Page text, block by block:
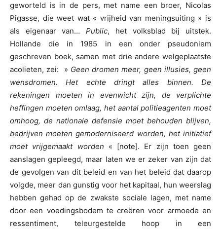
geworteld is in de pers, met name een broer, Nicolas
Pigasse, die weet wat « vrijheid van meningsuiting » is
als eigenaar van…Public, het volksblad bij uitstek.
Hollande die in 1985 in een onder pseudoniem
geschreven boek, samen met drie andere welgeplaatste
acolieten, zei: » Geen dromen meer, geen illusies, geen
wensdromen. Het echte dringt alles binnen. De
rekeningen moeten in evenwicht zijn, de verplichte
heffingen moeten omlaag, het aantal politieagenten moet
omhoog, de nationale defensie moet behouden blijven,
bedrijven moeten gemoderniseerd worden, het initiatief
moet vrijgemaakt worden « [note]. Er zijn toen geen
aanslagen gepleegd, maar laten we er zeker van zijn dat
de gevolgen van dit beleid en van het beleid dat daarop
volgde, meer dan gunstig voor het kapitaal, hun weerslag
hebben gehad op de zwakste sociale lagen, met name
door een voedingsbodem te creëren voor armoede en
ressentiment, teleurgestelde hoop in een